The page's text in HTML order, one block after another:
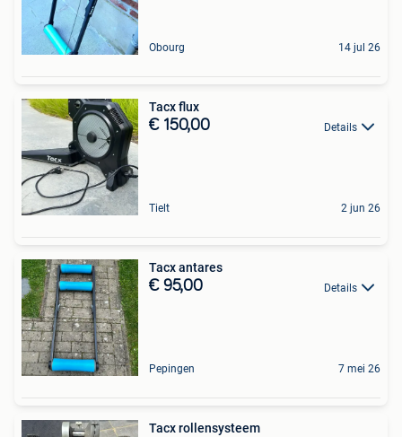
Obourg 14 jul 26
Tacx flux
€ 150,00 Details
Tielt 2 jun 26
Tacx antares
€ 95,00 Details
Pepingen 7 mei 26
Tacx rollensysteem